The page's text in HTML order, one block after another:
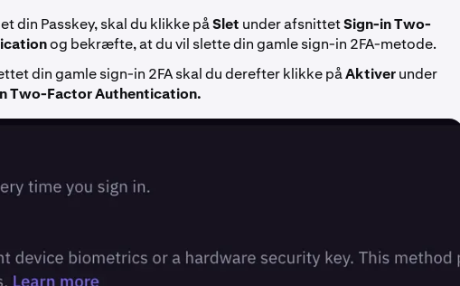
din Passkey, skal du klikke påSlet under afsnittetSign-in Two-
og bekræfte, at du vil slette din gamle sign-in 2FA-metode.
din gamle sign-in 2FA skal du derefter klikke påAktiverunder
Two-Factor Authentication.